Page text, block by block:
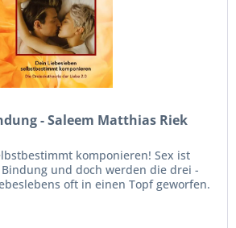
- Saleem Matthias Riek
komponieren! Sex ist
und doch werden die drei
oft in einen Topf geworfen.